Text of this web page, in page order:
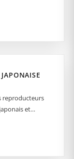
reproducteurs
et
importer des
apporter un